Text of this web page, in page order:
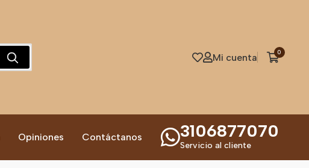
Mi cuenta 0
Opiniones Contáctanos 3106877070
Servicio al cliente